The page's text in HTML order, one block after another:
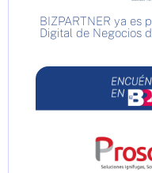
BIZPARTNER ya es
Digital de Negocios